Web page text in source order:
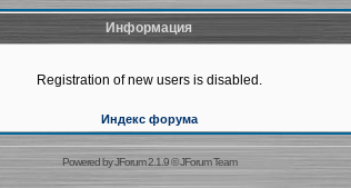
Информация
Registration of new users is disabled.
Индекс форума
Powered byJForum 2.1.9©JForum Team